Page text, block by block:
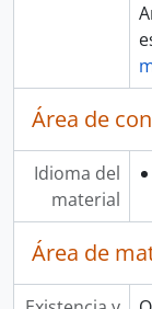
Área de
Idioma del
material
Área de